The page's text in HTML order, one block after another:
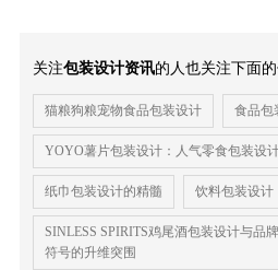
关注包装设计资讯的人也关注下面
猫粮狗粮宠物食品包装设计 食品包
YOYO薯片包装设计：人气零食包装设
纸巾包装设计的精髓 饮料包装设计
SINLESS SPIRITS鸡尾酒包装设计与品
符号的升维突围